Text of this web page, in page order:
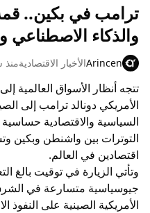
ترامب في بكين..
والذكاء الاصطناعي
Arincenالأخبار الاقتصاديةمنذ
تتجه أنظار الأسواق العالمية
الأمريكي دونالد ترامب إلى
السياسية والاقتصادية
التوترات بين واشنطن وبكين
اقتصادين في العالم.
وتأتي الزيارة في توقيت بالغ
جيوسياسية متسارعة في
الأمريكية الصينية على